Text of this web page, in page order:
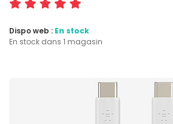
Dispo web : En stock
En stock dans 1 magasin